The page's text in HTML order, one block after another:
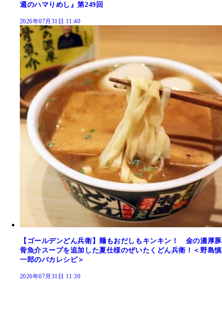
週のハマりめし』第249回
2026年07月31日 11:40
【ゴールデンどん兵衛】麺もおだしもキンキン！ 金の濃厚豚
骨魚介スープを追加した夏仕様のぜいたくどん兵衛！＜野島慎
一郎のバカレシピ＞
2026年07月31日 11:30